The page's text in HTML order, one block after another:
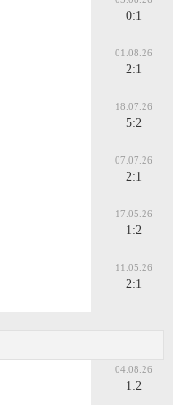
0:1
01.08.26
2:1
18.07.26
5:2
07.07.26
2:1
17.05.26
1:2
11.05.26
2:1
04.08.26
1:2